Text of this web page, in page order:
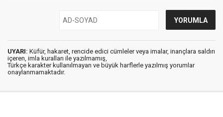
UYARI: Küfür, hakaret, rencide edici cümleler veya imalar, inançlara saldırı
içeren, imla kuralları ile yazılmamış,
Türkçe karakter kullanılmayan ve büyük harflerle yazılmış yorumlar
onaylanmamaktadır.